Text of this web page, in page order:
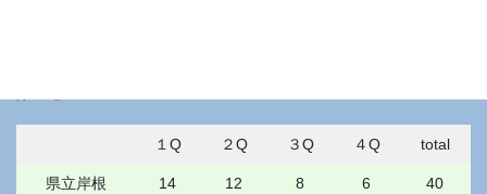
１Q ２Q ３Q ４Q total
県立岸根 14 12 8 6 40